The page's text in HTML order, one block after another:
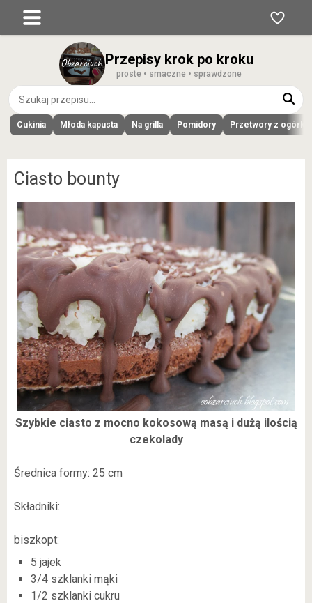
Przepisy krok po kroku
proste • smaczne • sprawdzone
Cukinia Młoda kapusta Na grilla Pomidory Przetwory z
Ciasto bounty
Szybkie ciasto z mocno kokosową masą i dużą ilością
czekolady
Średnica formy: 25 cm
Składniki:
biszkopt:
5 jajek
3/4 szklanki mąki
1/2 szklanki cukru